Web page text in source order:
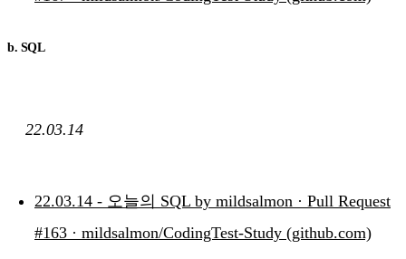
b. SQL
22.03.14
22.03.14 - 오늘의 SQL by mildsalmon · Pull Request
#163 · mildsalmon/CodingTest-Study (github.com)